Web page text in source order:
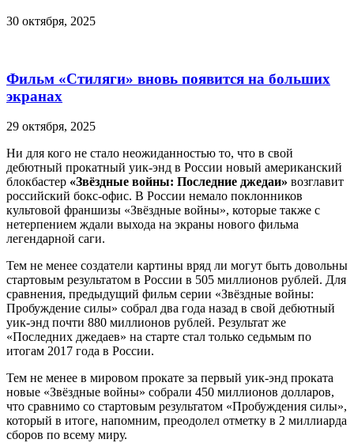
30 октября, 2025
Фильм «Стиляги» вновь появится на больших
экранах
29 октября, 2025
Ни для кого не стало неожиданностью то, что в свой
дебютный прокатный уик-энд в России новый американский
блокбастер «Звёздные войны: Последние джедаи» возглавит
российский бокс-офис. В России немало поклонников
культовой франшизы «Звёздные войны», которые также с
нетерпением ждали выхода на экраны нового фильма
легендарной саги.
Тем не менее создатели картины вряд ли могут быть довольны
стартовым результатом в России в 505 миллионов рублей. Для
сравнения, предыдущий фильм серии «Звёздные войны:
Пробуждение силы» собрал два года назад в свой дебютный
уик-энд почти 880 миллионов рублей. Результат же
«Последних джедаев» на старте стал только седьмым по
итогам 2017 года в России.
Тем не менее в мировом прокате за первый уик-энд проката
новые «Звёздные войны» собрали 450 миллионов долларов,
что сравнимо со стартовым результатом «Пробуждения силы»,
который в итоге, напомним, преодолел отметку в 2 миллиарда
сборов по всему миру.